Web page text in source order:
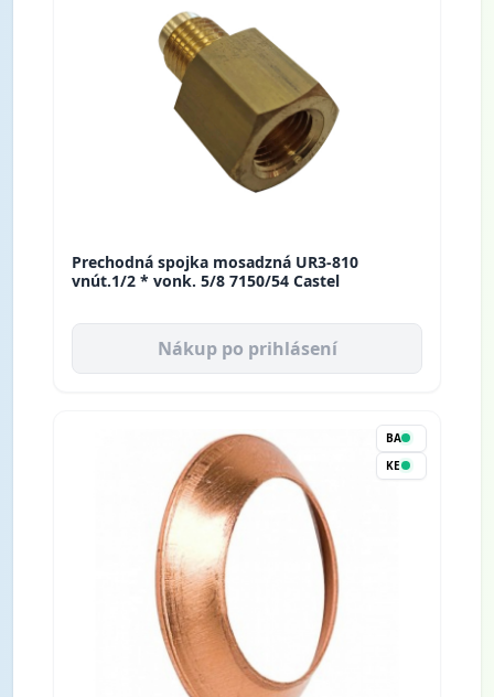
Prechodná spojka mosadzná UR3-810
vnút.1/2 * vonk. 5/8 7150/54 Castel
Nákup po prihlásení
BA
KE